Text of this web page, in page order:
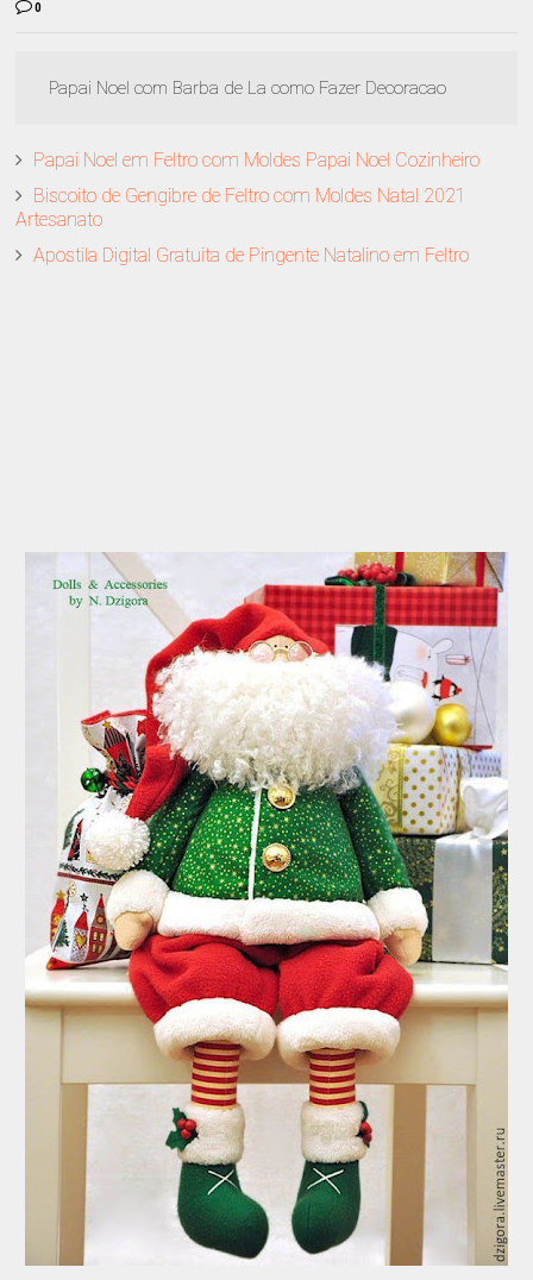
0
Papai Noel com Barba de La como Fazer Decoracao
Papai Noel em Feltro com Moldes Papai Noel Cozinheiro
Biscoito de Gengibre de Feltro com Moldes Natal 2021
Artesanato
Apostila Digital Gratuita de Pingente Natalino em Feltro